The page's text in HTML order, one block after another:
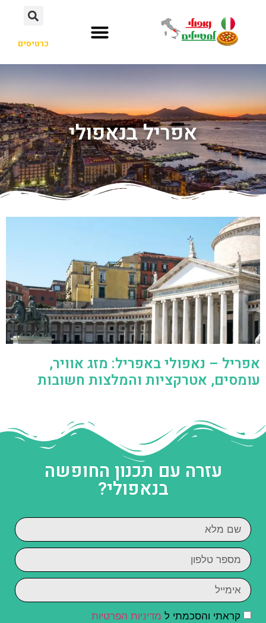
כרטיסים
אפריל בנאפולי
אפריל – נאפולי באפריל: מזג אוויר,
עומסים, אטרקציות והמלצות חשובות
עזרה עם תכנון החופשה
בנאפולי?
קראתי והסכמתי ל מדיניות הפרטיות